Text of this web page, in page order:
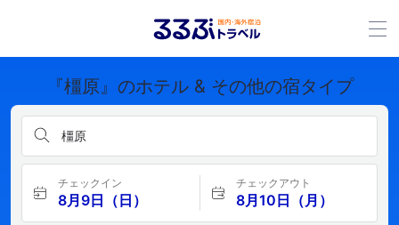
『橿原』のホテル & その他の宿タイプ
橿原
チェックイン
8月9日（日）
チェックアウト
8月10日（月）